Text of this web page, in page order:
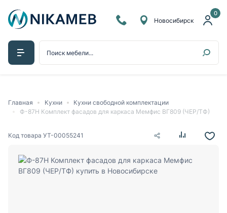
0
Новосибирск
Главная Кухни
Кухни свободной комплектации
Ф-87Н Комплект фасадов для каркаса Мемфис ВГ809 (ЧЕР/ТФ)
Код товара УТ-00055241